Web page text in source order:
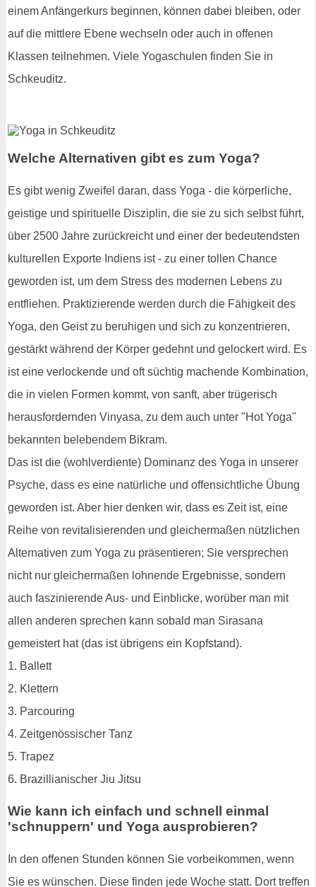
einem Anfängerkurs beginnen, können dabei bleiben, oder
auf die mittlere Ebene wechseln oder auch in offenen
Klassen teilnehmen. Viele Yogaschulen finden Sie in
Schkeuditz.
Welche Alternativen gibt es zum Yoga?
Es gibt wenig Zweifel daran, dass Yoga - die körperliche,
geistige und spirituelle Disziplin, die sie zu sich selbst führt,
über 2500 Jahre zurückreicht und einer der bedeutendsten
kulturellen Exporte Indiens ist - zu einer tollen Chance
geworden ist, um dem Stress des modernen Lebens zu
entfliehen. Praktizierende werden durch die Fähigkeit des
Yoga, den Geist zu beruhigen und sich zu konzentrieren,
gestärkt während der Körper gedehnt und gelockert wird. Es
ist eine verlockende und oft süchtig machende Kombination,
die in vielen Formen kommt, von sanft, aber trügerisch
herausfordernden Vinyasa, zu dem auch unter "Hot Yoga"
bekannten belebendem Bikram.
Das ist die (wohlverdiente) Dominanz des Yoga in unserer
Psyche, dass es eine natürliche und offensichtliche Übung
geworden ist. Aber hier denken wir, dass es Zeit ist, eine
Reihe von revitalisierenden und gleichermaßen nützlichen
Alternativen zum Yoga zu präsentieren; Sie versprechen
nicht nur gleichermaßen lohnende Ergebnisse, sondern
auch faszinierende Aus- und Einblicke, worüber man mit
allen anderen sprechen kann sobald man Sirasana
gemeistert hat (das ist übrigens ein Kopfstand).
1. Ballett
2. Klettern
3. Parcouring
4. Zeitgenössischer Tanz
5. Trapez
6. Brazillianischer Jiu Jitsu
Wie kann ich einfach und schnell einmal
'schnuppern' und Yoga ausprobieren?
In den offenen Stunden können Sie vorbeikommen, wenn
Sie es wünschen. Diese finden jede Woche statt. Dort treffen